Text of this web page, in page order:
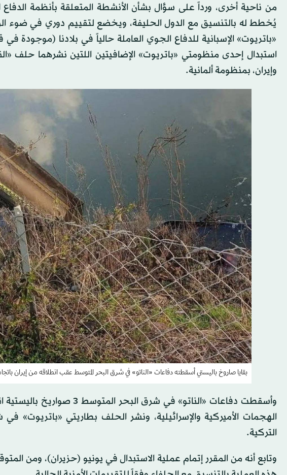
من ناحية أخرى، ورداً على سؤال بشأن الأنشطة المتعلقة بأنظمة
يُخطط له بالتنسيق مع الدول الحليفة، ويخضع لتقييم دوري في ضوء
«باتريوت» الإسبانية للدفاع الجوي العاملة حالياً في بلادنا
استبدال إحدى منظومتي «باتريوت» الإضافيتين اللتين نشرهما حلف
وإيران، بمنظومة ألمانية.
بقايا صاروخ باليستي أسقطته دفاعات «الناتو» في شرق البحر المتوسط عقب انطلاقه من إيران باتجاه
وأسقطت دفاعات «الناتو» في
الهجمات الأميركية والإسرائيلية، ونشر الحلف بطاريتي «باتريوت»
التركية.